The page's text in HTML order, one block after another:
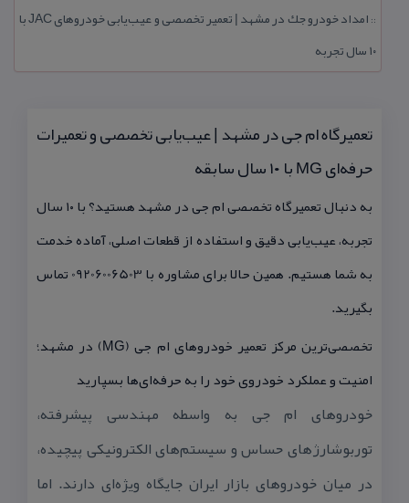
::
امداد خودرو جك در مشهد | تعمیر تخصصی و عیب‌یابی خودروهای JAC با
۱۰ سال تجربه
تعمیرگاه ام جی در مشهد | عیب‌یابی تخصصی و تعمیرات
حرفه‌ای MG با ۱۰ سال سابقه
به دنبال تعمیرگاه تخصصی ام جی در مشهد هستید؟ با ۱۰ سال
تجربه، عیب‌یابی دقیق و استفاده از قطعات اصلی، آماده خدمت
به شما هستیم. همین حالا برای مشاوره با 09206006503 تماس
بگیرید.
تخصصی‌ترین مركز تعمیر خودروهای ام جی (MG) در مشهد؛
امنیت و عملكرد خودروی خود را به حرفه‌ای‌ها بسپارید
خودروهای ام جی به واسطه مهندسی پیشرفته،
توربوشارژهای حساس و سیستم‌های الكترونیكی پیچیده،
در میان خودروهای بازار ایران جایگاه ویژه‌ای دارند. اما